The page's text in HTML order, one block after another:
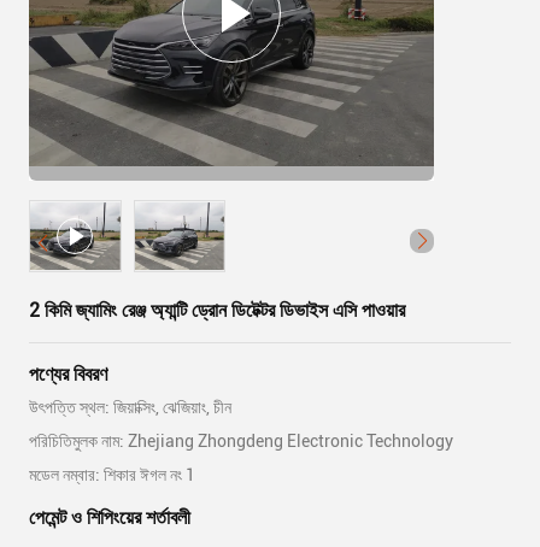
2 কিমি জ্যামিং রেঞ্জ অ্যান্টি ড্রোন ডিটেক্টর ডিভাইস এসি পাওয়ার
পণ্যের বিবরণ
উৎপত্তি স্থল: জিয়াক্সিং, ঝেজিয়াং, চীন
পরিচিতিমুলক নাম: Zhejiang Zhongdeng Electronic Technology
মডেল নম্বার: শিকার ঈগল নং 1
পেমেন্ট ও শিপিংয়ের শর্তাবলী